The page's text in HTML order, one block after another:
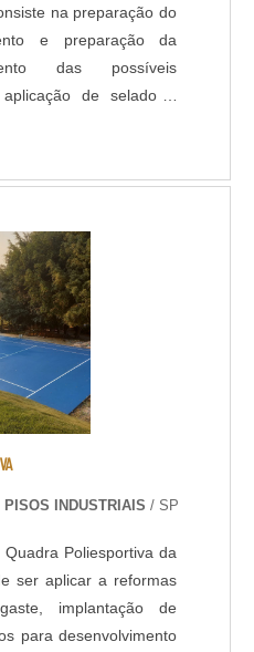
na preparação do
e preparação da
das possíveis
/
e cores definidas em
do piso. -
- Isento de solventes;
UV. - Alta
e a choque térmico; -
- Baixo odor e baixo
e antiderrapante; -
entre -30 °C e +95 °C;
INDUSTRIAIS / SP
Poliesportiva da
ser aplicar a reformas
implantação de
para desenvolvimento